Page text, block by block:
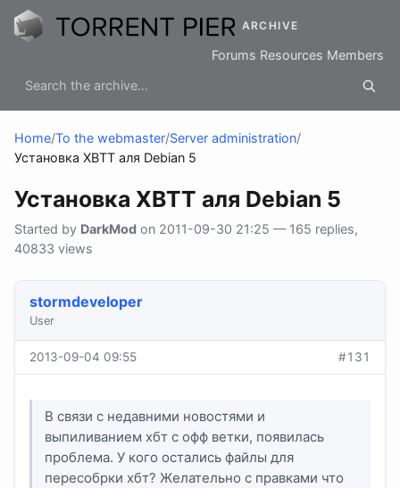
ARCHIVE
Forums Resources Members
Home/To the webmaster/Server administration/
Установка XBTT аля Debian 5
Установка XBTT аля Debian 5
Started by DarkMod on 2011-09-30 21:25 — 165 replies,
40833 views
stormdeveloper
User
2013-09-04 09:55 #131
В связи с недавними новостями и
выпиливанием хбт с офф ветки, появилась
проблема. У кого остались файлы для
пересобрки хбт? Желательно с правками что